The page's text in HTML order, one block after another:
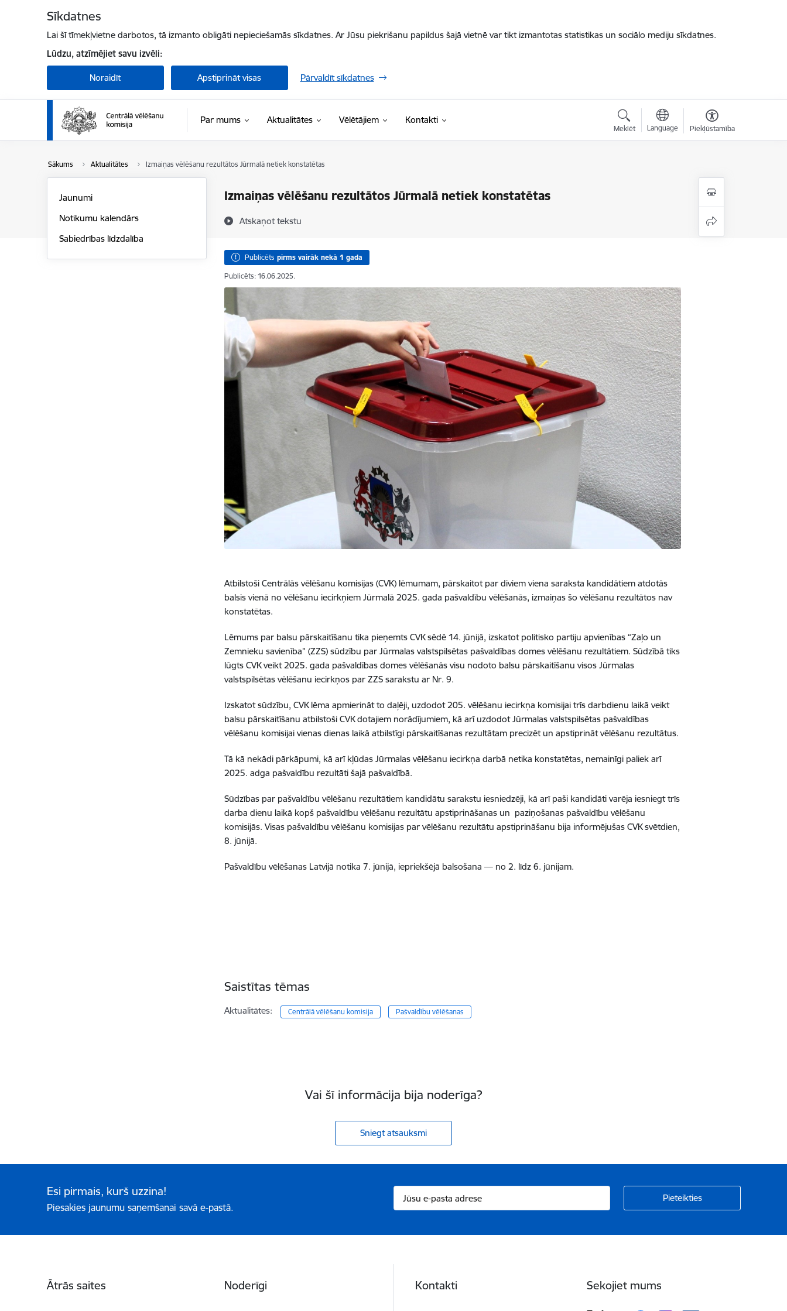
Sīkdatnes
Lai šī tīmekļvietne darbotos, tā izmanto obligāti nepieciešamās sīkdatnes. Ar Jūsu piekrišanu papildus šajā vietnē var tikt izmantotas statistikas un sociālo mediju sīkdatnes.
Lūdzu, atzīmējiet savu izvēli:
Noraidīt Apstiprināt visas Pārvaldīt sīkdatnes
Par mums Aktualitātes Vēlētājiem Kontakti
Meklēt Language Piekļūstamība
Sākums Aktualitātes Izmaiņas vēlēšanu rezultātos Jūrmalā netiek konstatētas
Izmaiņas vēlēšanu rezultātos Jūrmalā netiek konstatētas
Atskaņot tekstu
Jaunumi
Notikumu kalendārs
Sabiedrības līdzdalība
Publicēts pirms vairāk nekā 1 gada
Publicēts: 16.06.2025.
Atbilstoši Centrālās vēlēšanu komisijas (CVK) lēmumam, pārskaitot par diviem viena saraksta kandidātiem atdotās
balsis vienā no vēlēšanu iecirkņiem Jūrmalā 2025. gada pašvaldību vēlēšanās, izmaiņas šo vēlēšanu rezultātos nav
konstatētas.
Lēmums par balsu pārskaitīšanu tika pieņemts CVK sēdē 14. jūnijā, izskatot politisko partiju apvienības “Zaļo un
Zemnieku savienība” (ZZS) sūdzību par Jūrmalas valstspilsētas pašvaldības domes vēlēšanu rezultātiem.Sūdzībā tiks
lūgts CVK veikt 2025. gada pašvaldības domes vēlēšanās visu nodoto balsu pārskaitīšanu visos Jūrmalas
valstspilsētas vēlēšanu iecirkņos par ZZS sarakstu ar Nr. 9.
Izskatot sūdzību, CVK lēma apmierināt to daļēji, uzdodot 205. vēlēšanu iecirkņa komisijai trīs darbdienu laikā veikt
balsu pārskaitīšanu atbilstoši CVK dotajiem norādījumiem, kā arī uzdodot Jūrmalas valstspilsētas pašvaldības
vēlēšanu komisijai vienas dienas laikā atbilstīgi pārskaitīšanas rezultātam precizēt un apstiprināt vēlēšanu rezultātus.
Tā kā nekādi pārkāpumi, kā arī kļūdas Jūrmalas vēlēšanu iecirkņa darbā netika konstatētas, nemainīgi paliek arī
2025. adga pašvaldību rezultāti šajā pašvaldībā.
Sūdzības par pašvaldību vēlēšanu rezultātiem kandidātu sarakstu iesniedzēji, kā arī paši kandidāti varēja iesniegt trīs
darba dienu laikā kopš pašvaldību vēlēšanu rezultātu apstiprināšanas un paziņošanas pašvaldību vēlēšanu
komisijās. Visas pašvaldību vēlēšanu komisijas par vēlēšanu rezultātu apstiprināšanu bija informējušas CVK svētdien,
8. jūnijā.
Pašvaldību vēlēšanas Latvijā notika 7. jūnijā, iepriekšējā balsošana — no 2. līdz 6. jūnijam.
Saistītas tēmas
Aktualitātes: Centrālā vēlēšanu komisija Pašvaldību vēlēšanas
Vai šī informācija bija noderīga?
Sniegt atsauksmi
Esi pirmais, kurš uzzina!
Piesakies jaunumu saņemšanai savā e-pastā.
Ātrās saites Noderīgi Kontakti Sekojiet mums